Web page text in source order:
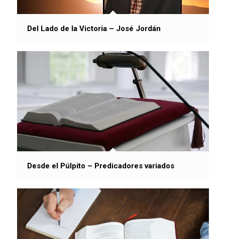
Del Lado de la Victoria – José Jordán
Desde el Púlpito – Predicadores variados